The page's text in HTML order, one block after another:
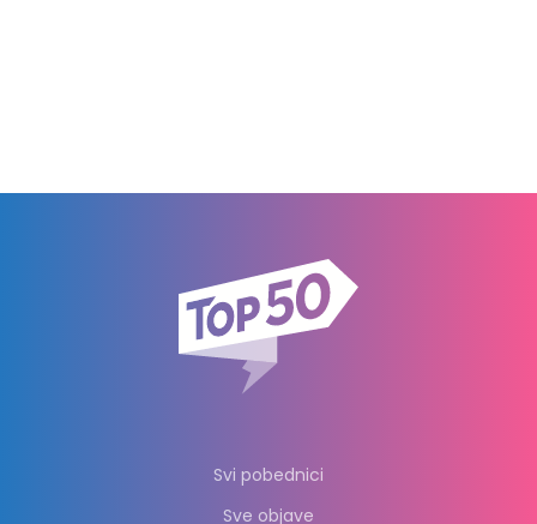
Svi pobednici
Sve objave